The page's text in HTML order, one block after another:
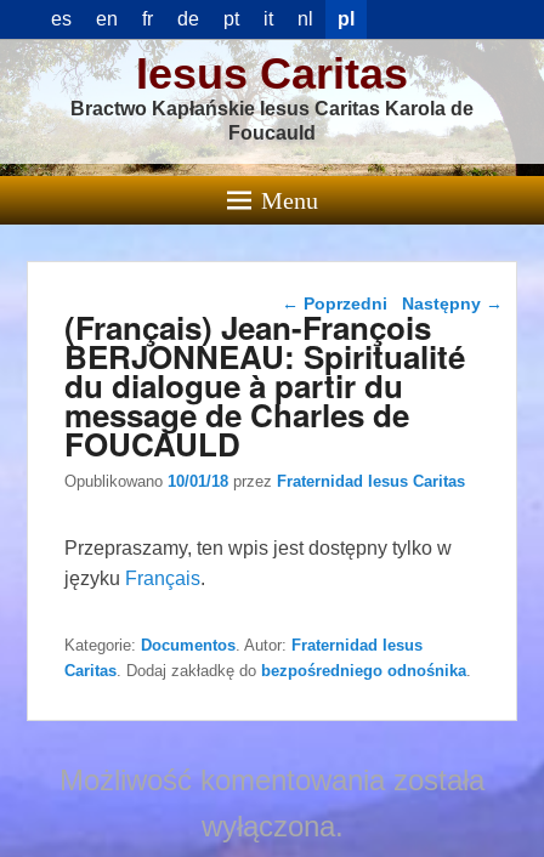
es en fr de pt it nl pl
Iesus Caritas
Bractwo Kapłańskie Iesus Caritas Karola de
Foucauld
Menu
Nawigacja wpisu
← Poprzedni Następny →
(Français) Jean-François
BERJONNEAU: Spiritualité
du dialogue à partir du
message de Charles de
FOUCAULD
Opublikowano10/01/18 przezFraternidad Iesus Caritas
Przepraszamy, ten wpis jest dostępny tylko w
języku Français.
Kategorie:Documentos . Autor:Fraternidad Iesus
Caritas . Dodaj zakładkę do bezpośredniego odnośnika
Możliwość komentowania została
wyłączona.